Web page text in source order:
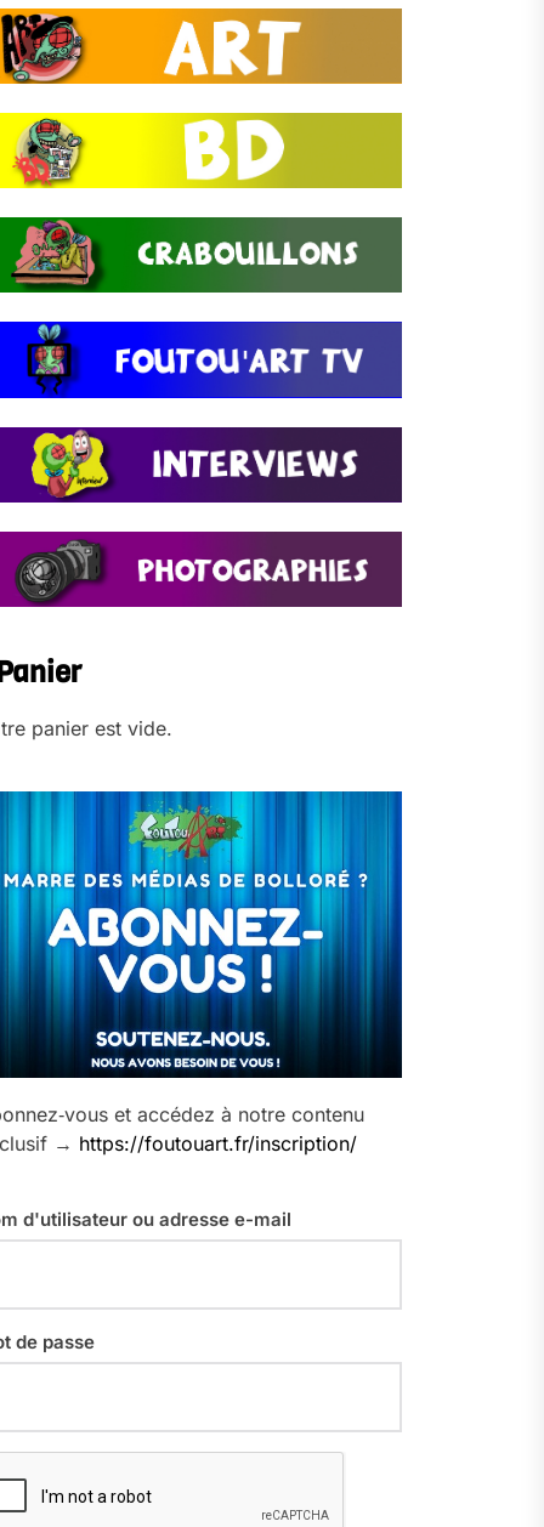
panier est vide.
et accédez à notre contenu
→ https://foutouart.fr/inscription/
d'utilisateur ou adresse e-mail
de passe